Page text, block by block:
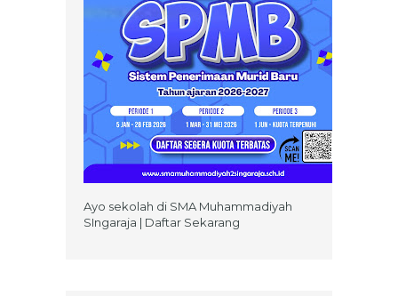
Ayo sekolah di SMA Muhammadiyah
SIngaraja | Daftar Sekarang